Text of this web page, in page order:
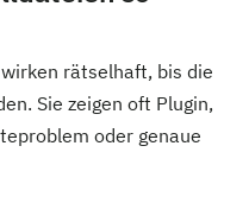
rätselhaft, bis die
Sie zeigen oft Plugin,
oder genaue